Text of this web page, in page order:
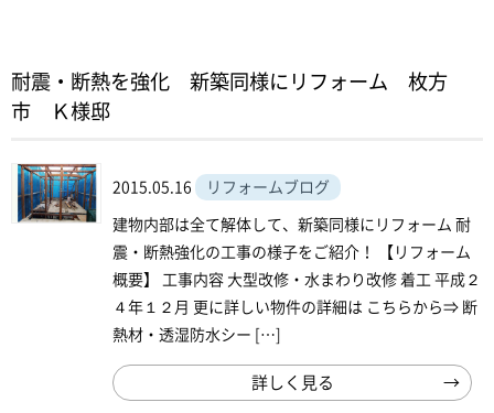
耐震・断熱を強化 新築同様にリフォーム 枚方
市 Ｋ様邸
2015.05.16 リフォームブログ
建物内部は全て解体して、新築同様にリフォーム 耐
震・断熱強化の工事の様子をご紹介！ 【リフォーム
概要】 工事内容 大型改修・水まわり改修 着工 平成２
４年１２月 更に詳しい物件の詳細は こちらから⇒ 断
熱材・透湿防水シー […]
詳しく見る